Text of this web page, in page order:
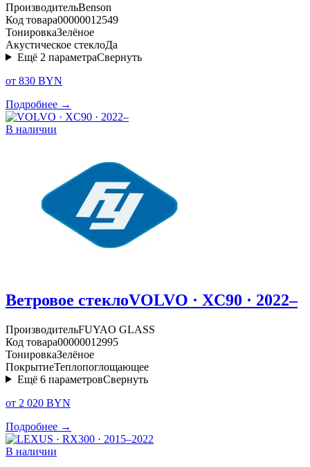
ПроизводительBenson
Код товара00000012549
ТонировкаЗелёное
Акустическое стеклоДа
Ещё 2 параметраСвернуть
от 830 BYN
Подробнее →
В наличии
Ветровое стеклоVOLVO · XC90 · 2022–
ПроизводительFUYAO GLASS
Код товара00000012995
ТонировкаЗелёное
ПокрытиеТеплопоглощающее
Ещё 6 параметровСвернуть
от 2 020 BYN
Подробнее →
В наличии